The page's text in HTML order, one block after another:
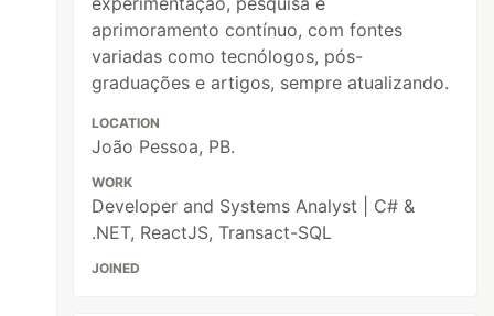
aprimoramento contínuo, com fontes
variadas como tecnólogos, pós-
graduações e artigos, sempre atualizando.
LOCATION
João Pessoa, PB.
WORK
Developer and Systems Analyst | C# &
.NET, ReactJS, Transact-SQL
JOINED